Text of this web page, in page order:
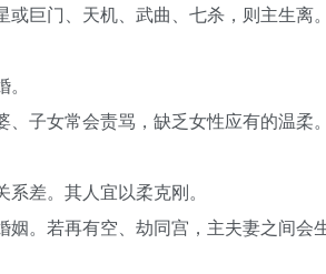
巨门、天机、武曲、七杀，则主生离
子女常会责骂，缺乏女性应有的温柔
差。其人宜以柔克刚。
。若再有空、劫同宫，主夫妻之间会